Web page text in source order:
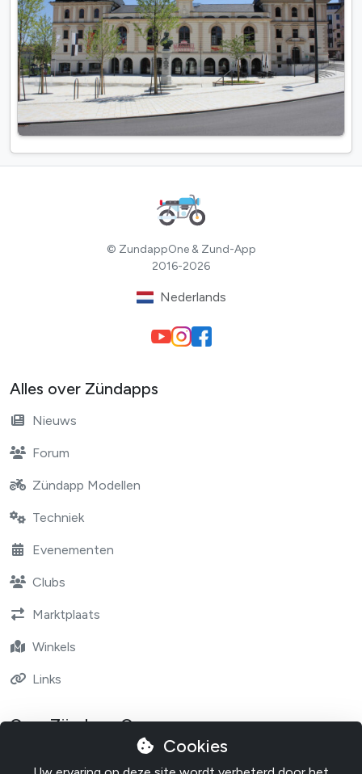
© ZundappOne & Zund-App
2016-2026
Nederlands
Alles over Zündapps
Nieuws
Forum
Zündapp Modellen
Techniek
Evenementen
Clubs
Marktplaats
Winkels
Links
Over Zündapp One
Cookies